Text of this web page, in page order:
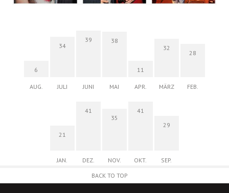
6
AUG.
34
JULI
39
JUNI
38
MAI
11
APR.
32
MÄRZ
28
FEB.
21
JAN.
41
DEZ.
35
NOV.
41
OKT.
29
SEP.
BACK TO TOP